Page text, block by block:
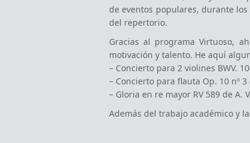
– Concierto para 2 violines BWV.
– Concierto para flauta Op. 10 nº 3
Además del trabajo académico y
4. FILARMÓNICA HISPANIOLA
Fundada hace dos años por un